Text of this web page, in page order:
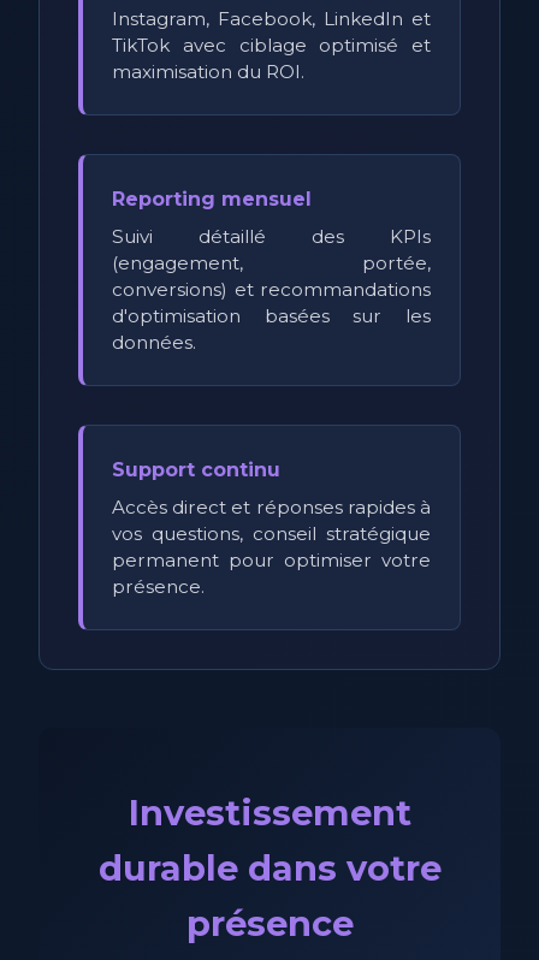
Instagram, Facebook, LinkedIn et
TikTok avec ciblage optimisé et
maximisation du ROI.
Reporting mensuel
Suivi détaillé des KPIs
(engagement, portée,
conversions) et recommandations
d'optimisation basées sur les
données.
Support continu
Accès direct et réponses rapides à
vos questions, conseil stratégique
permanent pour optimiser votre
présence.
Investissement
durable dans votre
présence